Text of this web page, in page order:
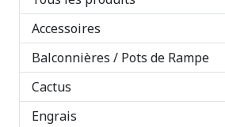
Accessoires
Balconnières / Pots de Rampe
Cactus
Engrais